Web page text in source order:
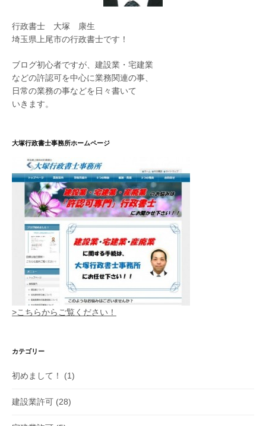
行政書士 大塚 康生
埼玉県上尾市の行政書士です！
ブログ初心者ですが、建設業・宅建業
などの許認可を中心に業務関連の事、
日常の業務の事などを日々書いて
いきます。
大塚行政書士事務所ホームページ
>こちらからご覧ください！
カテゴリー
初めまして！ (1)
建設業許可 (28)